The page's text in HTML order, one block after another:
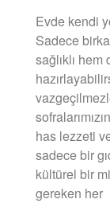
Evde kendi
Sadece
sağlıklı
has lezzeti
sadece bir
kültürel bir
gereken her